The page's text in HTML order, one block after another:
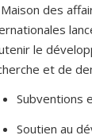
des
le
et de
Subventions
Soutien au